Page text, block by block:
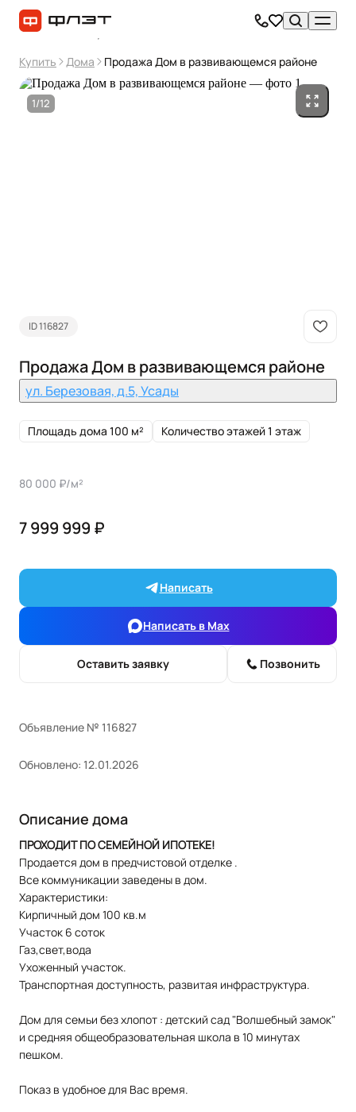
Купить Дома Продажа Дом в развивающемся районе
1/12
ID 116827
Продажа Дом в развивающемся районе
ул. Березовая, д.5, Усады
Площадь дома 100 м² Количество этажей 1 этаж
80 000 ₽/м²
7 999 999 ₽
Написать
Написать в Max
Оставить заявку Позвонить
Объявление № 116827
Обновлено: 12.01.2026
Описание дома
ПРОХОДИТ ПО СЕМЕЙНОЙ ИПОТЕКЕ!
Продается дом в предчистовой отделке .
Все коммуникации заведены в дом.
Характеристики:
Кирпичный дом 100 кв.м
Участок 6 соток
Газ,свет,вода
Ухоженный участок.
Транспортная доступность, развитая инфраструктура.
Дом для семьи без хлопот : детский сад "Волшебный замок"
и средняя общеобразовательная школа в 10 минутах
пешком.
Показ в удобное для Вас время.